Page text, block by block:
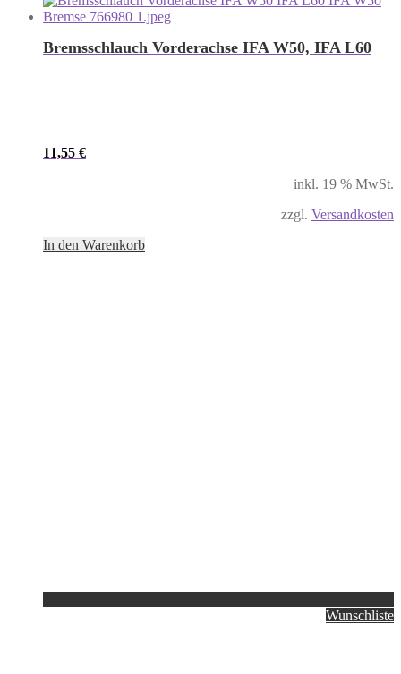
Bremsschlauch Vorderachse IFA W50, IFA L60
11,55 €
inkl. 19 % MwSt.
zzgl. Versandkosten
In den Warenkorb
Wunschliste